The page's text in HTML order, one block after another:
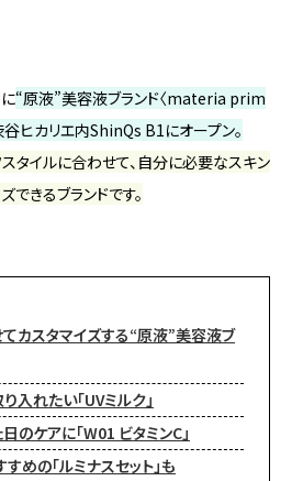
“原液”美容液ブランド〈materia prim
谷ヒカリエ内ShinQs B1にオープン。
タイルに合わせて、自分に必要なスキン
きるブランドです。
カスタマイズする“原液”美容液ブ
入れたい「UVミルク」
のケアに「W01 ビタミンC」
めの「ルミナスセット」も